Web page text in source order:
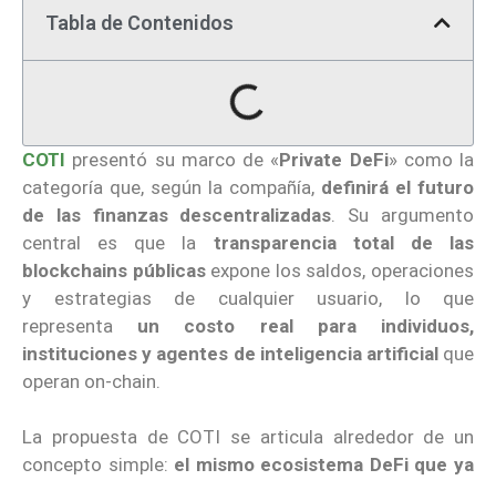
Tabla de Contenidos
COTI presentó su marco de «Private DeFi» como la
categoría que, según la compañía, definirá el futuro
de las finanzas descentralizadas . Su argumento
central es que la transparencia total
de las
blockchains públicasexpone los saldos, operaciones
y estrategias de cualquier usuario, lo que
representa un costo real para individuos,
instituciones y agentes de inteligencia artificialque
operan on-chain.
La propuesta de COTI se articula alrededor de un
concepto simple: el mismo ecosistema DeFi que ya